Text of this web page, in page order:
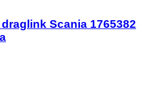
Scania 1765382